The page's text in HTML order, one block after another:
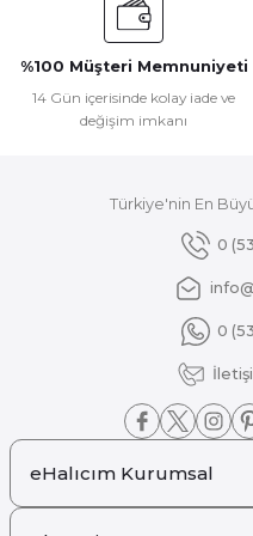
Ürün bilgilerinde hatalar
Ürün fiyatı diğer sitelerden
%100 Müşteri Memnuniyeti
14 Gün içerisinde kolay iade ve
değişim imkanı
Türkiye'nin En
0
0
eHalıcım Kurumsal